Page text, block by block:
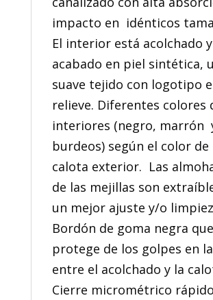
impacto en idénticos
El interior está acolchado y
acabado en piel sintética,
suave tejido con logotipo
relieve. Diferentes colores
interiores (negro, marrón
burdeos) según el color de
calota exterior. Las
de las mejillas son
un mejor ajuste y/o
Bordón de goma negra
protege de los golpes en
entre el acolchado y la
Cierre micrométrico